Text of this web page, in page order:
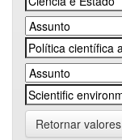
Retornar valores